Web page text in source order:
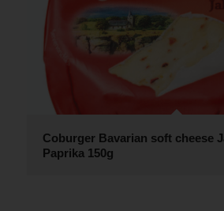
Coburger Bavarian soft cheese
Paprika 150g